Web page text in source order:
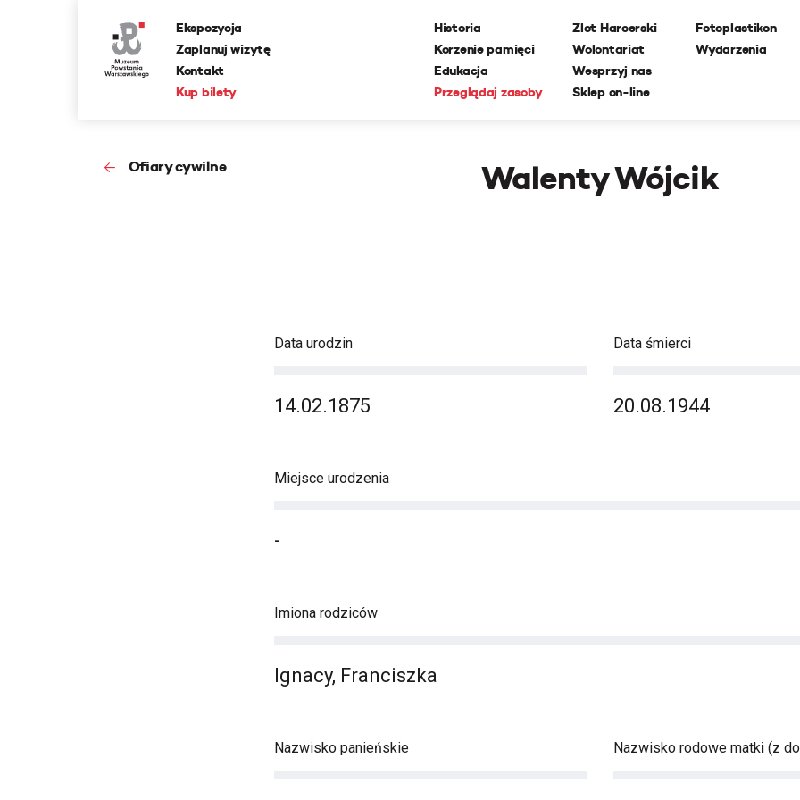
Ekspozycja
Zaplanuj wizytę
Kontakt
Kup bilety
Historia
Korzenie pamięci
Edukacja
Przeglądaj zasoby
Zlot Harcerski
Wolontariat
Wesprzyj nas
Sklep on-line
Fotoplastikon
Wydarzenia
Ofiary cywilne Walenty Wójcik
Data urodzin
14.02.1875
Data śmierci
20.08.1944
Miejsce urodzenia
-
Imiona rodziców
Ignacy, Franciszka
Nazwisko panieńskie Nazwisko rodowe matki (z